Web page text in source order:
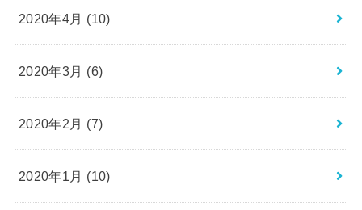
2020年4月 (10)
2020年3月 (6)
2020年2月 (7)
2020年1月 (10)